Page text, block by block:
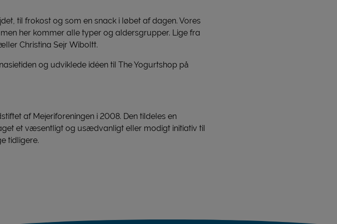
til frokost og som en snack i løbet af dagen. Vores
her kommer alle typer og aldersgrupper. Lige fra
Christina Sejr Wiboltt.
og udviklede idéen til The Yogurtshop på
af Mejeriforeningen i 2008. Den tildeles en
et væsentligt og usædvanligt eller modigt initiativ til
tidligere.